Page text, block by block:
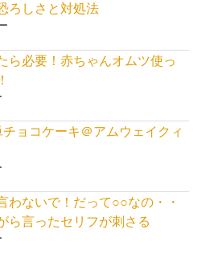
ろしさと対処法
ら必要！赤ちゃんオムツ使っ
ョコケーキ＠アムウェイクィ
わないで！だって○○なの・・
ら言ったセリフが刺さる